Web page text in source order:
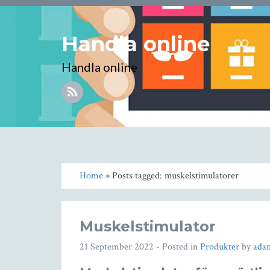
Handla online
Handla online
Home» Posts tagged: muskelstimulatorer
Muskelstimulator
21 September 2022 - Posted inProdukterby